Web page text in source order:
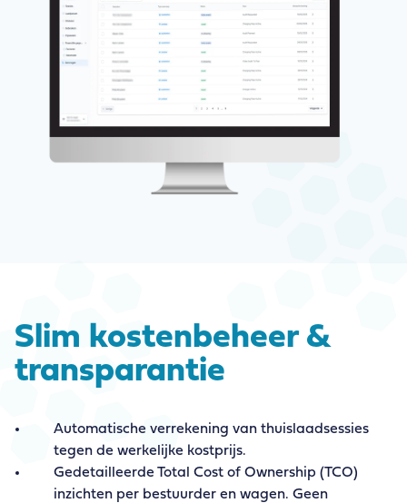
Slim kostenbeheer &
transparantie
Automatische verrekening van thuislaadsessies
tegen de werkelijke kostprijs.
Gedetailleerde Total Cost of Ownership (TCO)
inzichten per bestuurder en wagen. Geen